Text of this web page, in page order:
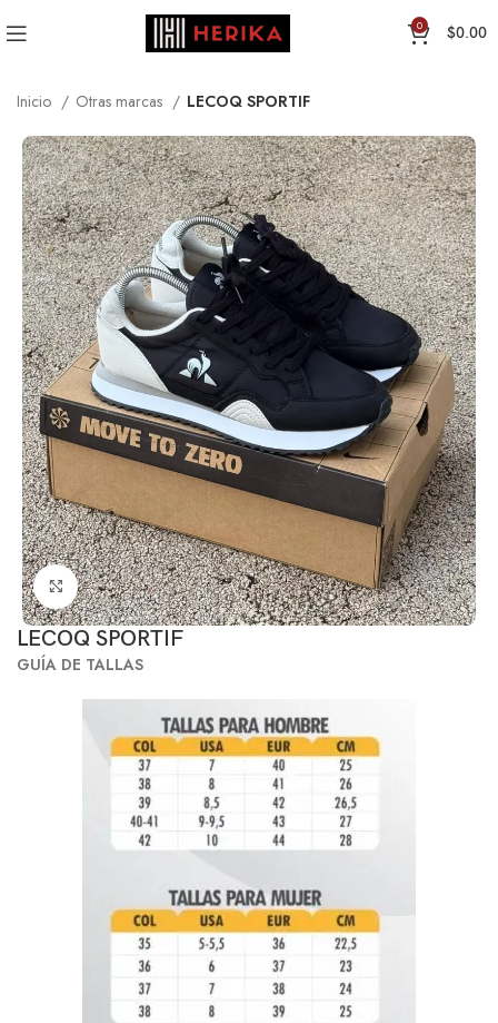
0 $0.00
Inicio Otras marcas LECOQ SPORTIF
Click to enlarge
LECOQ SPORTIF
GUÍA DE TALLAS